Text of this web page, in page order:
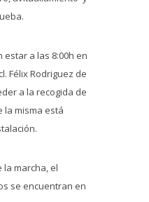
a las 8:00h en
Félix Rodriguez de
a la recogida de
la misma está
la marcha, el
se encuentran en